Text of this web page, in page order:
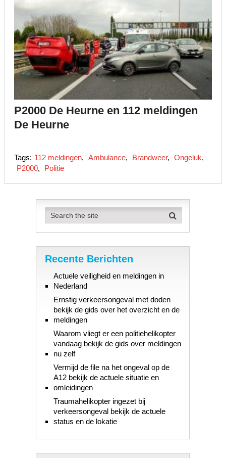
P2000 De Heurne en 112 meldingen
De Heurne
Tags: 112 meldingen, Ambulance, Brandweer, Ongeluk,
P2000, Politie
Recente Berichten
Actuele veiligheid en meldingen in
Nederland
Ernstig verkeersongeval met doden
bekijk de gids over het overzicht en de
meldingen
Waarom vliegt er een politiehelikopter
vandaag bekijk de gids over meldingen
nu zelf
Vermijd de file na het ongeval op de
A12 bekijk de actuele situatie en
omleidingen
Traumahelikopter ingezet bij
verkeersongeval bekijk de actuele
status en de lokatie